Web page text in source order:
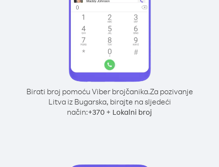
Birati broj pomoću Viber brojčanika.Za pozivanje
Litva iz Bugarska, birajte na sljedeći
način:+370 + Lokalni broj